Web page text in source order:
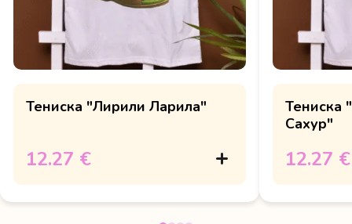
Тениска "Лирили Ларила"
12.27 €
Тениска
Сахур"
12.27 €